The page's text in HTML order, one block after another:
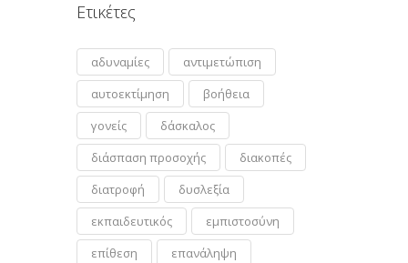
Ετικέτες
αδυναμίες
αντιμετώπιση
αυτοεκτίμηση
βοήθεια
γονείς
δάσκαλος
διάσπαση προσοχής
διακοπές
διατροφή
δυσλεξία
εκπαιδευτικός
εμπιστοσύνη
επίθεση
επανάληψη